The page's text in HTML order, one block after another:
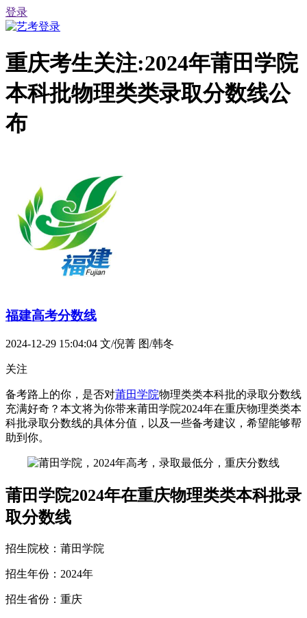
登录
重庆考生关注:2024年莆田学院
本科批物理类类录取分数线公
布
福建高考分数线
2024-12-29 15:04:04 文/倪菁 图/韩冬
关注
备考路上的你，是否对莆田学院物理类类本科批的录取分数线
充满好奇？本文将为你带来莆田学院2024年在重庆物理类类本
科批录取分数线的具体分值，以及一些备考建议，希望能够帮
助到你。
莆田学院2024年在重庆物理类类本科批录
取分数线
招生院校：莆田学院
招生年份：2024年
招生省份：重庆